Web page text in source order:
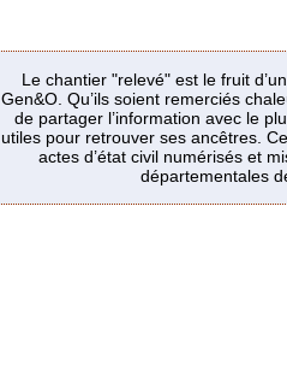
Le chantier "relevé" est le fruit
Gen&O. Qu’ils soient remerciés
de partager l’information avec le
utiles pour retrouver ses ancêtres.
actes d’état civil numérisés et
départementales